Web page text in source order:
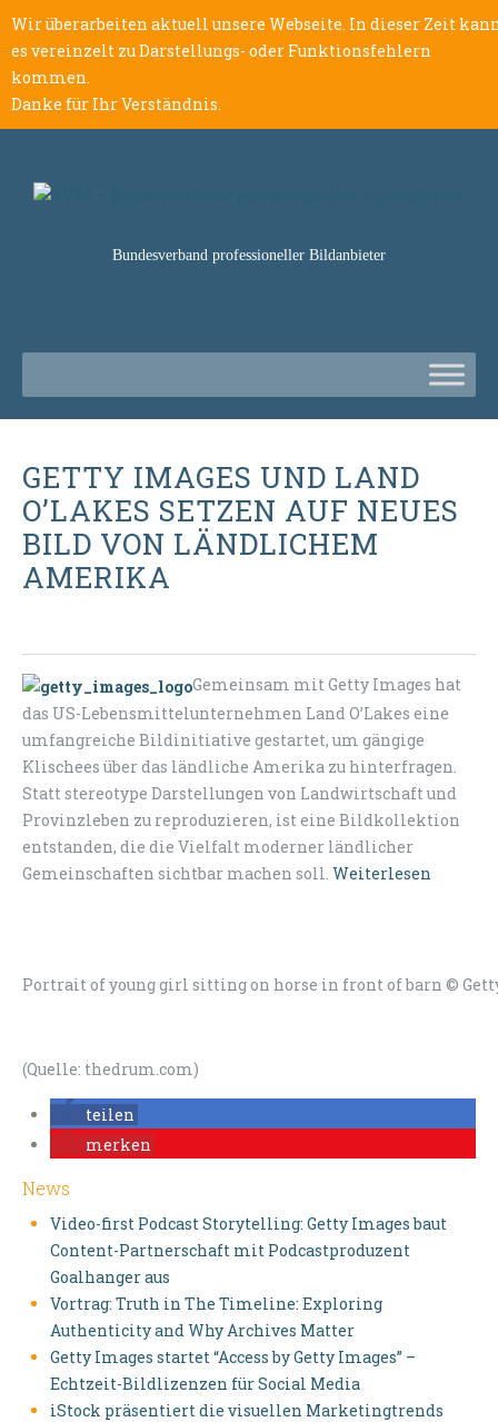
Wir überarbeiten aktuell unsere Webseite. In dieser Zeit
es vereinzelt zu Darstellungs- oder Funktionsfehlern
kommen.
Danke für Ihr Verständnis.
Bundesverband professioneller Bildanbieter
GETTY IMAGES UND LAND
O’LAKES SETZEN AUF NEUES
BILD VON LÄNDLICHEM
AMERIKA
Gemeinsam mit Getty Images hat
das US-Lebensmittelunternehmen Land O’Lakes eine
umfangreiche Bildinitiative gestartet, um gängige
Klischees über das ländliche Amerika zu hinterfragen.
Statt stereotype Darstellungen von Landwirtschaft und
Provinzleben zu reproduzieren, ist eine Bildkollektion
entstanden, die die Vielfalt moderner ländlicher
Gemeinschaften sichtbar machen soll. Weiterlesen
Portrait of young girl sitting on horse in front of barn ©
(Quelle: thedrum.com)
teilen
merken
News
Video-first Podcast Storytelling: Getty Images baut
Content-Partnerschaft mit Podcastproduzent
Goalhanger aus
Vortrag: Truth in The Timeline: Exploring
Authenticity and Why Archives Matter
Getty Images startet “Access by Getty Images” –
Echtzeit-Bildlizenzen für Social Media
iStock präsentiert die visuellen Marketingtrends